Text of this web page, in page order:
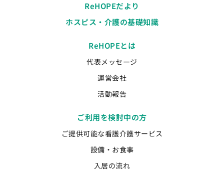
ReHOPEだより
ホスピス・介護の基礎知識
ReHOPEとは
代表メッセージ
運営会社
活動報告
ご利用を検討中の方
ご提供可能な看護介護サービス
設備・お食事
入居の流れ